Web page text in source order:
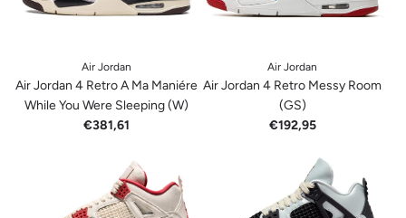
Air Jordan
Air Jordan 4 Retro A Ma Maniére
While You Were Sleeping (W)
€381,61
Air Jordan
Air Jordan 4 Retro Messy Room
(GS)
€192,95